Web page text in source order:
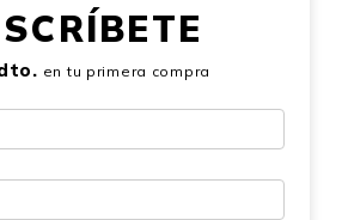
en tu primera compra